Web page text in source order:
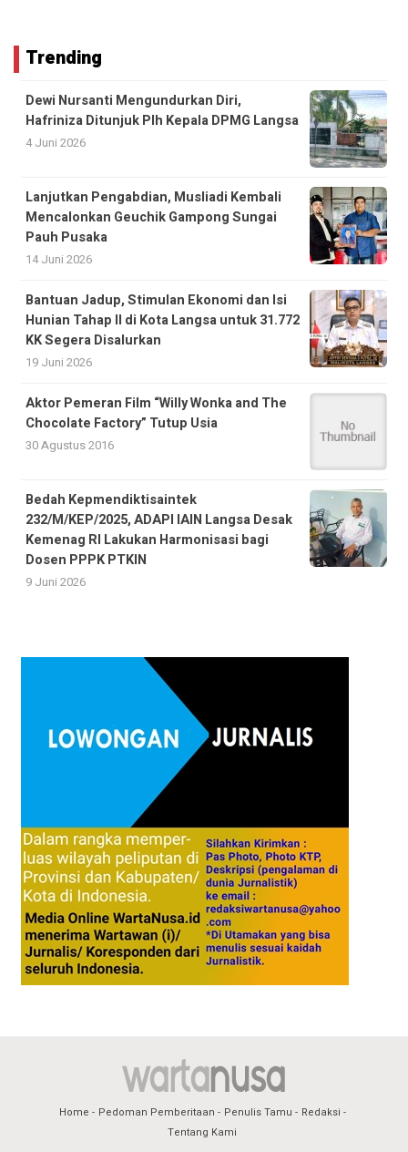
Trending
Dewi Nursanti Mengundurkan Diri,
Hafriniza Ditunjuk Plh Kepala DPMG Langsa
4 Juni 2026
Lanjutkan Pengabdian, Musliadi Kembali
Mencalonkan Geuchik Gampong Sungai
Pauh Pusaka
14 Juni 2026
Bantuan Jadup, Stimulan Ekonomi dan Isi
Hunian Tahap II di Kota Langsa untuk 31.772
KK Segera Disalurkan
19 Juni 2026
Aktor Pemeran Film “Willy Wonka and The
Chocolate Factory” Tutup Usia
30 Agustus 2016
Bedah Kepmendiktisaintek
232/M/KEP/2025, ADAPI IAIN Langsa Desak
Kemenag RI Lakukan Harmonisasi bagi
Dosen PPPK PTKIN
9 Juni 2026
Home Pedoman Pemberitaan Penulis Tamu
Redaksi
Tentang Kami